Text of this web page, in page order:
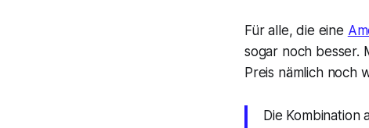
Für alle, die eine
sogar noch besser.
Preis nämlich noch
Die